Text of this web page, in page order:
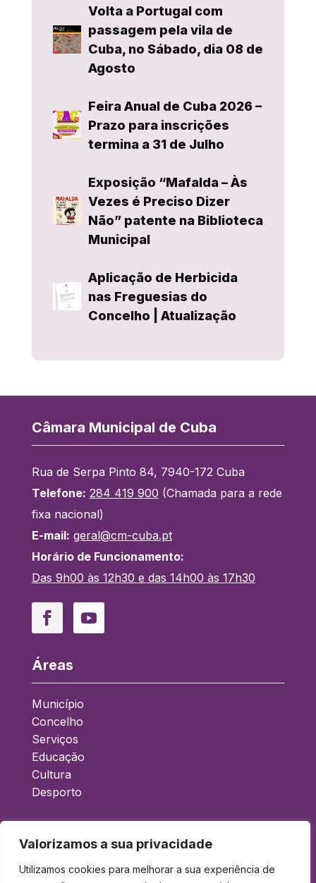
Valorizamos a sua privacidade
Utilizamos cookies para melhorar a sua experiência de
Volta a Portugal com
passagem pela vila de
Cuba, no Sábado, dia 08 de
Agosto
Feira Anual de Cuba 2026 –
Prazo para inscrições
termina a 31 de Julho
Exposição “Mafalda – Às
Vezes é Preciso Dizer
Não” patente na Biblioteca
Municipal
Aplicação de Herbicida
nas Freguesias do
Concelho | Atualização
Câmara Municipal de Cuba
Rua de Serpa Pinto 84, 7940-172 Cuba
Telefone: 284 419 900 (Chamada para a rede
fixa nacional)
E-mail: geral@cm-cuba.pt
Horário de Funcionamento:
Das 9h00 às 12h30 e das 14h00 às 17h30
FacebookYouTube
Áreas
Município
Concelho
Serviços
Educação
Cultura
Desporto
Boletim Municipal